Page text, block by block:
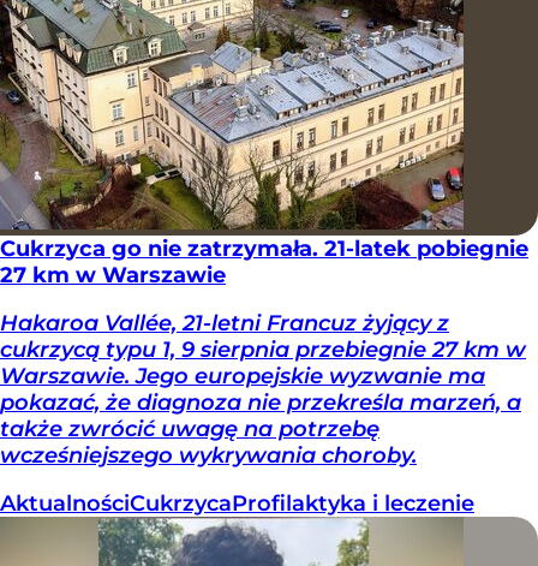
Cukrzyca go nie zatrzymała. 21-latek pobiegnie
27 km w Warszawie
Hakaroa Vallée, 21-letni Francuz żyjący z
cukrzycą typu 1, 9 sierpnia przebiegnie 27 km w
Warszawie. Jego europejskie wyzwanie ma
pokazać, że diagnoza nie przekreśla marzeń, a
także zwrócić uwagę na potrzebę
wcześniejszego wykrywania choroby.
AktualnościCukrzycaProfilaktyka i leczenie